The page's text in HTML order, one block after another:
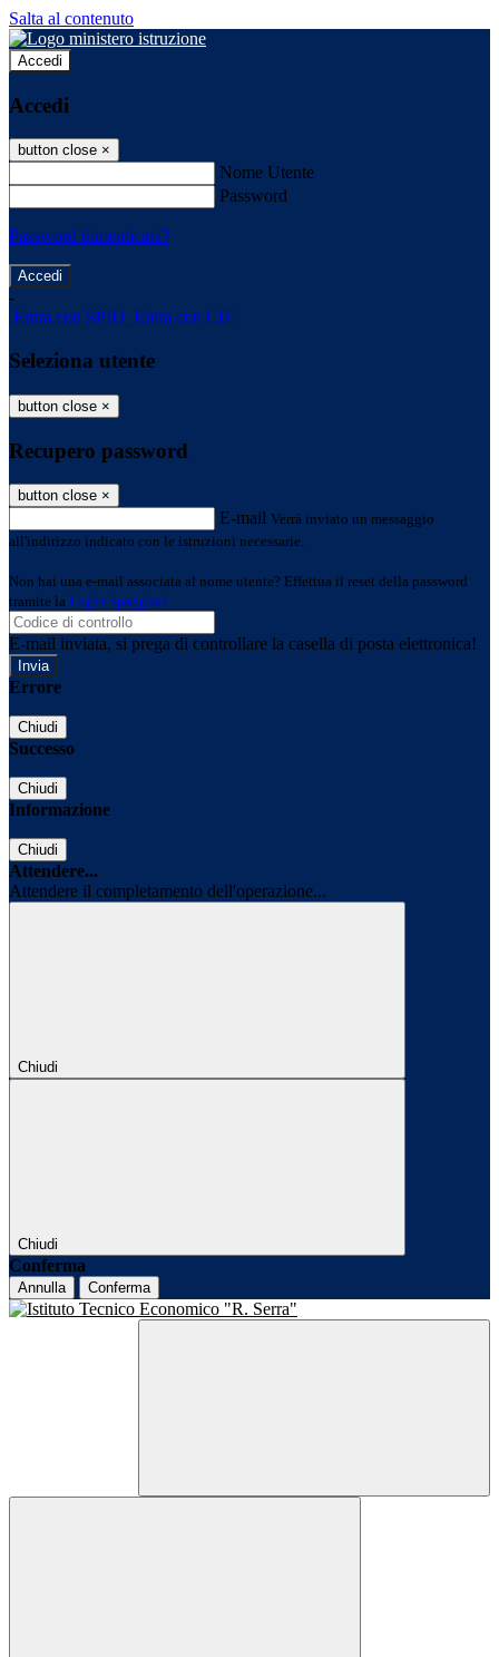
Salta al contenuto
Accedi
Accedi
button close ×
Nome Utente
Password
Password dimenticata?
-
Entra con SPID Entra con CIE
Seleziona utente
button close ×
Recupero password
button close ×
E-mail Verrà inviato un messaggio
all'indirizzo indicato con le istruzioni necessarie.
Non hai una e-mail associata al nome utente? Effettua il reset della password
tramite la Login Spaggiari
E-mail inviata, si prega di controllare la casella di posta elettronica!
Errore
Chiudi
Successo
Chiudi
Informazione
Chiudi
Attendere...
Attendere il completamento dell'operazione...
Chiudi
Chiudi
Conferma
Annulla Conferma